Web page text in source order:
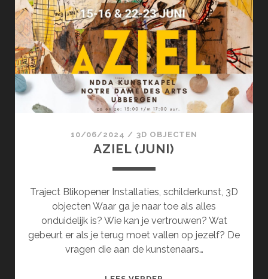
10/06/2024 / 3D OBJECTEN
AZIEL (JUNI)
Traject Blikopener Installaties, schilderkunst, 3D
objecten Waar ga je naar toe als alles
onduidelijk is? Wie kan je vertrouwen? Wat
gebeurt er als je terug moet vallen op jezelf? De
vragen die aan de kunstenaars…